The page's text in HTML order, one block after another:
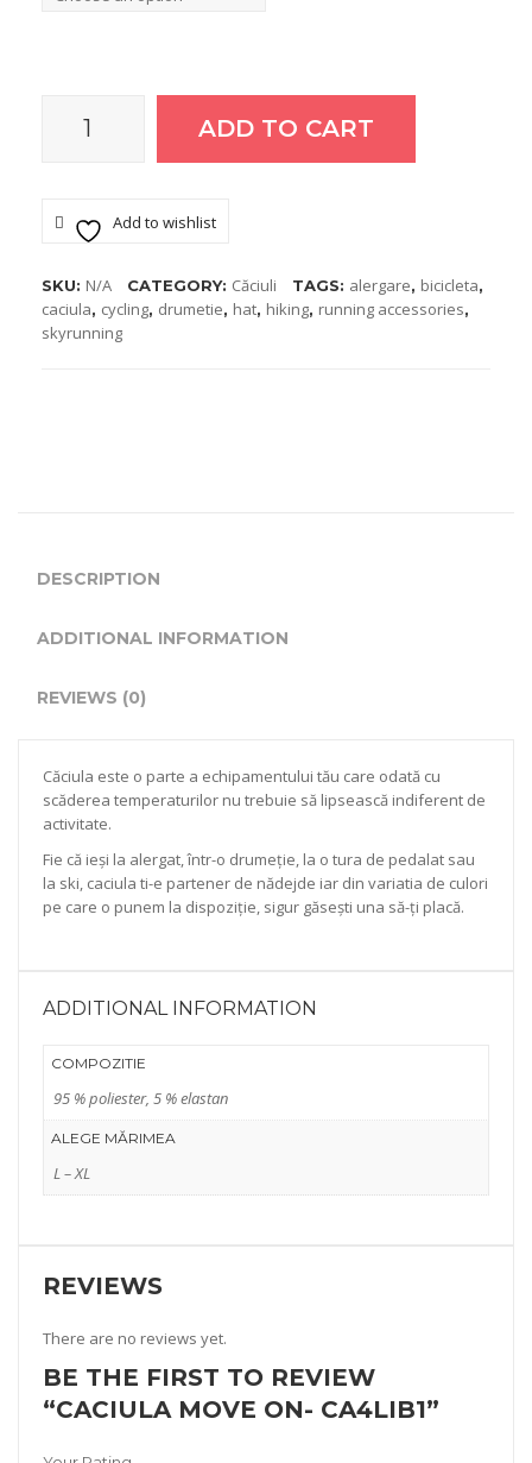
Caciula
Ca4LiB1
ADD TO CART
Add to wishlist
SKU: N/A CATEGORY: Căciuli TAGS: alergare, bicicleta,
caciula, cycling, drumetie, hat, hiking, running accessories,
skyrunning
DESCRIPTION
ADDITIONAL INFORMATION
REVIEWS (0)
Căciula este o parte a echipamentului tău care odată cu
scăderea temperaturilor nu trebuie să lipsească indiferent de
activitate.
Fie că ieși la alergat, într-o drumeție, la o tura de pedalat sau
la ski, caciula ti-e partener de nădejde iar din variatia de culori
pe care o punem la dispoziție, sigur găsești una să-ți placă.
ADDITIONAL INFORMATION
COMPOZITIE
95 % poliester, 5 % elastan
ALEGE MĂRIMEA
L – XL
REVIEWS
There are no reviews yet.
BE THE FIRST TO REVIEW
“CACIULA MOVE ON- CA4LIB1”